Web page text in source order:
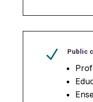
N Public